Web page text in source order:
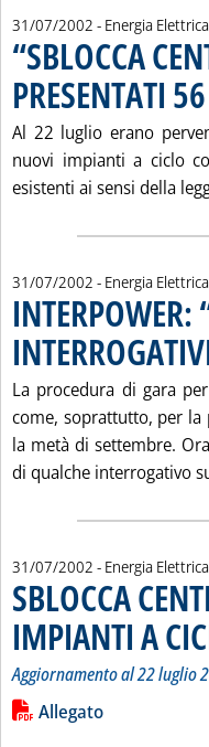
31/07/2002 - Energia Elettrica
“SBLOCCA
PRESENTATI
Al 22 luglio erano
nuovi impianti a ciclo
esistenti ai sensi della
31/07/2002 - Energia Elettrica
INTERPOWER:
La procedura di gara
come, soprattutto, per la
la metà di settembre.
di qualche interrogativo
31/07/2002 - Energia Elettrica
SBLOCCA
IMPIANTI A
Aggiornamento al 22 luglio
Leggi tutta la notizia:
Lista allegati PDF
Allegato